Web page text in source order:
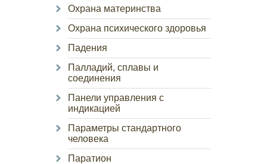
Охрана материнства
Охрана психического здоровья
Падения
Палладий, сплавы и
соединения
Панели управления с
индикацией
Параметры стандартного
человека
Паратион